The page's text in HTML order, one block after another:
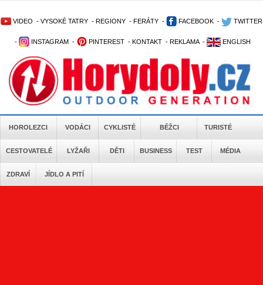
VIDEO - VYSOKÉ TATRY - REGIONY - FERÁTY - FACEBOOK - TWITTER
- INSTAGRAM - PINTEREST - KONTAKT - REKLAMA - ENGLISH
HOROLEZCI VODÁCI CYKLISTÉ BĚŽCI TURISTÉ
CESTOVATELÉ LYŽAŘI DĚTI BUSINESS TEST MÉDIA
ZDRAVÍ JÍDLO A PITÍ